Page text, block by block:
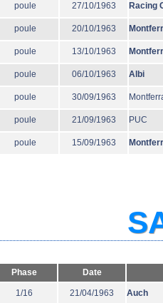
poule 27/10/1963 Racing
poule 20/10/1963
poule 13/10/1963
poule 06/10/1963 Albi
poule 30/09/1963
poule 21/09/1963 PUC
poule 15/09/1963
Phase Date
1/16 21/04/1963 Auch